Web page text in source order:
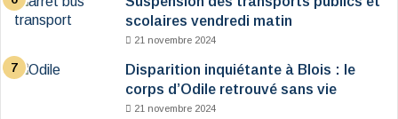
scolaires vendredi matin
21 novembre 2024
Disparition inquiétante à Blois : le
corps d’Odile retrouvé sans vie
21 novembre 2024